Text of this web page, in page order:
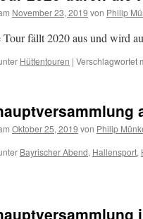
November 23, 2019 von Philip
fällt 2020 aus und wird
Hüttentouren | Verschlagwortet
Oktober 25, 2019 von Philip
Bayrischer Abend, Hallensport,